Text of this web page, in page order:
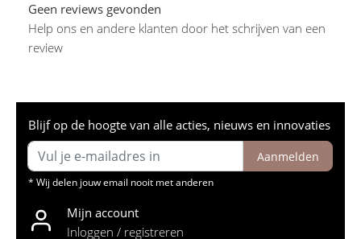
Geen reviews gevonden
Help ons en andere klanten door het schrijven van een
review
Blijf op de hoogte van alle acties, nieuws en innovaties
Aanmelden
* Wij delen jouw email nooit met anderen
Mijn account
Inloggen / registreren